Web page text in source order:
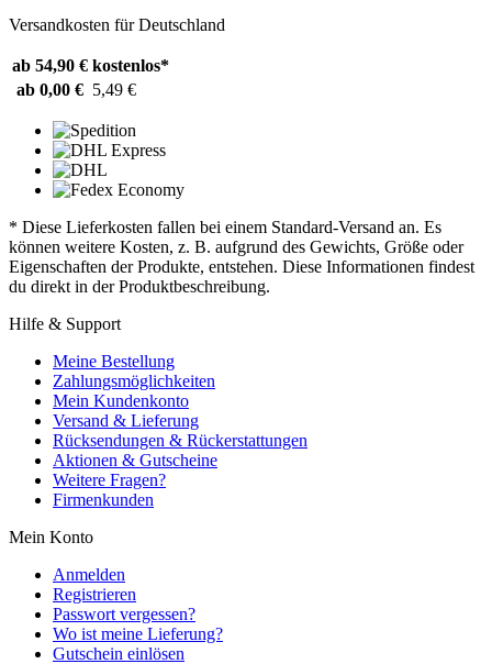
Versandkosten für Deutschland
ab 54,90 € kostenlos*
ab 0,00 € 5,49 €
* Diese Lieferkosten fallen bei einem Standard-Versand an. Es
können weitere Kosten, z. B. aufgrund des Gewichts, Größe oder
Eigenschaften der Produkte, entstehen. Diese Informationen findest
du direkt in der Produktbeschreibung.
Hilfe & Support
Meine Bestellung
Zahlungsmöglichkeiten
Mein Kundenkonto
Versand & Lieferung
Rücksendungen & Rückerstattungen
Aktionen & Gutscheine
Weitere Fragen?
Firmenkunden
Mein Konto
Anmelden
Registrieren
Passwort vergessen?
Wo ist meine Lieferung?
Gutschein einlösen